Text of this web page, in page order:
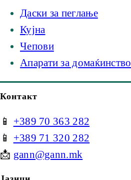
Даски за пеглање
Кујна
Чепови
Апарати за домаќинство
Контакт
📱 +389 70 363 282
📱 +389 71 320 282
📩 gann@gann.mk